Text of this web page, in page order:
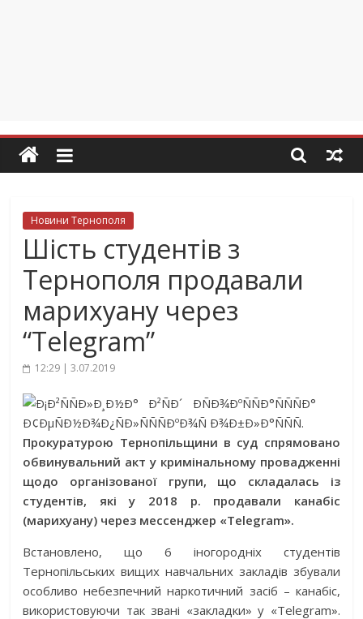
Новини Тернополя
Шість студентів з
Тернополя продавали
марихуану через
“Telegram”
12:29 | 3.07.2019
Прокуратурою Тернопільщини в суд спрямовано
обвинувальний акт у кримінальному провадженні
щодо організованої групи, що складалась із
студентів, які у 2018 р. продавали канабіс
(марихуану) через мессенджер «Telegram».
Встановлено, що 6 іногородніх студентів
Тернопільських вищих навчальних закладів збували
особливо небезпечний наркотичний засіб – канабіс,
використовуючи так звані «закладки» у «Telegram».